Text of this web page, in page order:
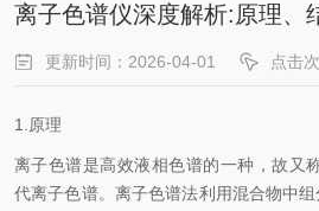
离子色谱仪深度解析:原理、
更新时间：2026-04-01 点击
1.原理
离子色谱是高效液相色谱的一种，故又
代离子色谱。离子色谱法利用混合物中